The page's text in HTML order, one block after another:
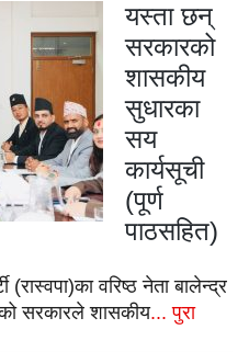
यस्ता छन्
सरकारको
शासकीय
सुधारका
सय
कार्यसूची
(पूर्ण
पाठसहित)
(रास्वपा)का वरिष्ठ नेता बालेन्द्र
सरकारले शासकीय... पुरा